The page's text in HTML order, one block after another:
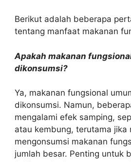
Berikut adalah beberapa
tentang manfaat makanan
Apakah makanan
dikonsumsi?
Ya, makanan fungsional
dikonsumsi. Namun,
mengalami efek samping,
atau kembung, terutama jika
mengonsumsi makanan
jumlah besar. Penting untuk